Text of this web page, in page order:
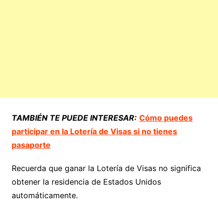
TAMBIÉN TE PUEDE INTERESAR: Cómo puedes
participar en la Lotería de Visas si no tienes
pasaporte
Recuerda que ganar la Lotería de Visas no significa
obtener la residencia de Estados Unidos
automáticamente.